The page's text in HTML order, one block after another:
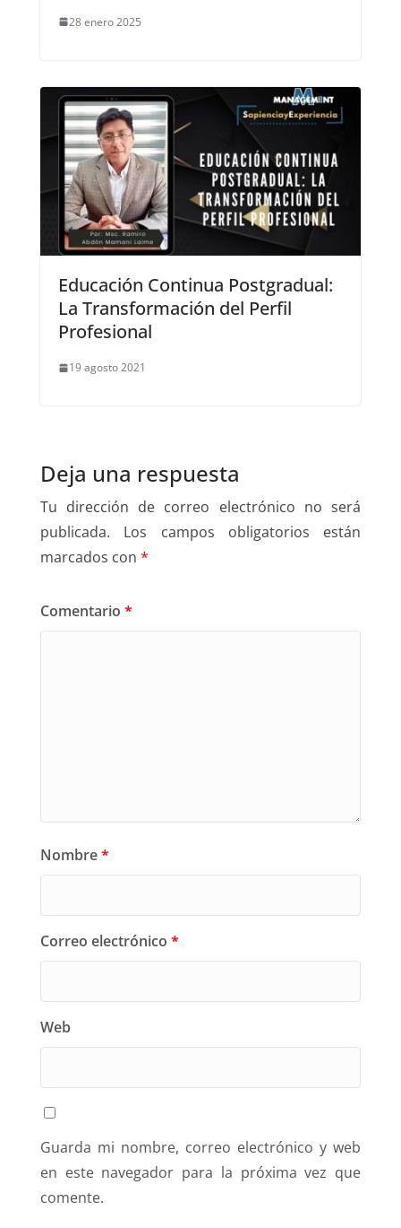
28 enero 2025
Educación Continua Postgradual:
La Transformación del Perfil
Profesional
19 agosto 2021
Deja una respuesta
Tu dirección de correo electrónico no será
publicada.
Los campos obligatorios están
marcados con *
Comentario *
Nombre*
Correo electrónico *
Web
Guarda mi nombre, correo electrónico y web
en este navegador para la próxima vez que
comente.